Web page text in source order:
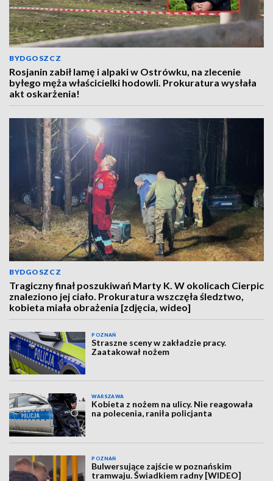
BYDGOSZCZ
Rosjanin zabił lamę i alpaki w Ostrówku, na zlecenie
byłego męża właścicielki hodowli. Prokuratura wysłała
akt oskarżenia!
BYDGOSZCZ
Tragiczny finał poszukiwań Marty K. W okolicach Cierpic
znaleziono jej ciało. Prokuratura wszczęła śledztwo,
kobieta miała obrażenia [zdjęcia, wideo]
POZNAŃ
Straszne sceny w zakładzie pracy.
Zaatakował nożem
WARSZAWA
Kobieta z nożem na ulicy. Nie reagowała
na polecenia, raniła policjanta
POZNAŃ
Bulwersujące zajście w poznańskim
tramwaju. Świadkiem radny [WIDEO]